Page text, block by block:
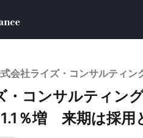
会社ライズ・コンサルティ
・コンサルティン
％増 来期は採用